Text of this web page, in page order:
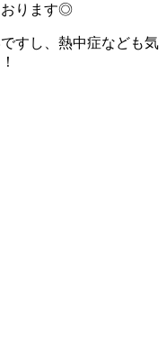
おります◎
すし、熱中症なども気